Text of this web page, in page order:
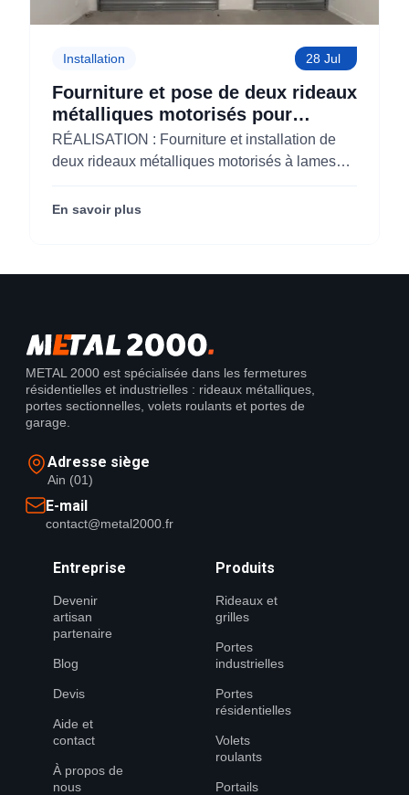
Installation 28 Jul
Fourniture et pose de deux rideaux
métalliques motorisés pour
KOLAM à Paris 3 (75)
RÉALISATION : Fourniture et installation de
deux rideaux métalliques motorisés à lames
(75003).
En savoir plus
METAL 2000 est spécialisée dans les fermetures
résidentielles et industrielles : rideaux métalliques,
portes sectionnelles, volets roulants et portes de
garage.
Adresse siège
Ain (01)
E-mail
contact@metal2000.fr
Entreprise
Devenir
artisan
partenaire
Blog
Devis
Aide et
contact
À propos de
nous
Produits
Rideaux et
grilles
Portes
industrielles
Portes
résidentielles
Volets
roulants
Portails